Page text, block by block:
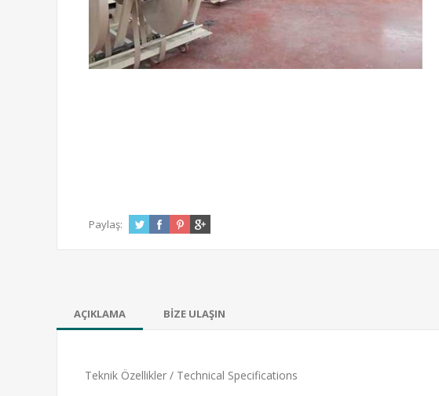
Paylaş:
AÇIKLAMA BİZE ULAŞIN
Teknik Özellikler / Technical Specifications